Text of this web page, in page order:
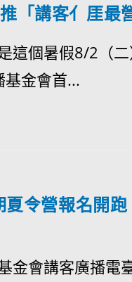
「講客亻厓最
這個暑假8/2（
金會首...
令營報名開
金會講客廣播電